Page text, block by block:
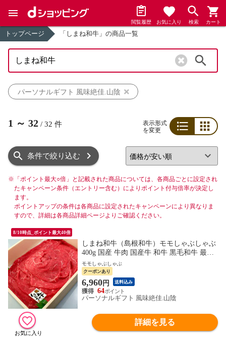
閲覧履歴 お気に入り 検索 カート
トップページ 「しまね和牛」の商品一覧
パーソナルギフト 風味絶佳.山陰
1 ～ 32 / 32 件
表示形式
を変更
条件で絞り込む
※ 「ポイント最大○倍」と記載された商品については、各商品ごとに設定され
たキャンペーン条件（エントリー含む）によりポイント付与倍率が決定し
ます。
ポイントアップの条件は各商品に設定されたキャンペーンにより異なりま
すので、詳細は各商品詳細ページよりご確認ください。
8/10時点_ポイント最大40倍
しまね和牛（島根和牛）モモしゃぶしゃぶ
400g 国産 牛肉 国産牛 和牛 黒毛和牛 最高
級 特選 厳選 送料無料（北海道・沖縄を除
く）
モモしゃぶしゃぶ
クーポンあり
6,960円 送料込み
64
パーソナルギフト 風味絶佳.山陰
詳細を見る